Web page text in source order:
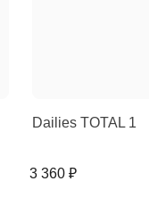
Dailies TOTAL 1
3 360 ₽